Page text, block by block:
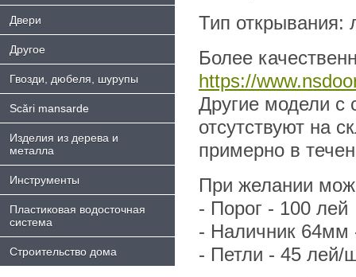
Двери
Другое
Гвозди, дюбеля, шурупы
Scări mansarde
Изделия из дерева и
металла
Инструменты
Пластиковая водосточная
система
Строительство дома
Тип открывания:
Более
https://
Другие модели с
отсутствуют на
примерно в
При желании
- Порог - 100 лей
- Hаличник 64мм
- Петли - 45 лей/